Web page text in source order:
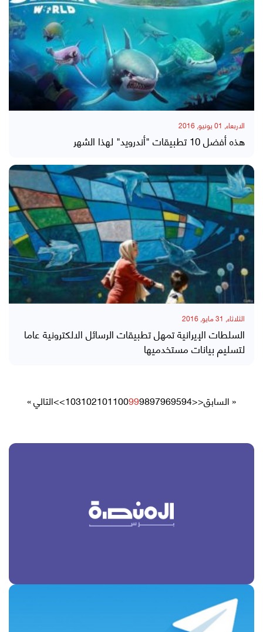
الاربعاء, 01 يونيو, 2016
هذه أفضل 10 تطبيقات "أندرويد" لهذا الشهر
الثلاثاء, 31 مايو, 2016
السلطات الإيرانية تمهل تطبيقات الرسائل الالكترونية عاما
لتسليم بيانات مستخدميها
« السابق<<
94
95
96
97
98
99
100
101
102
103
>>التالي »